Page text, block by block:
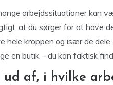
arbejdssituationer kan
at du sørger for at have
hele kroppen og især de
en butik – du kan faktisk
ud af, i hvilke